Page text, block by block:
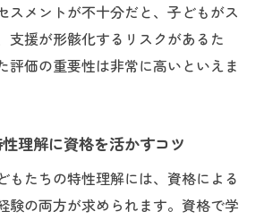
スメントが不十分だと、子どもがス
支援が形骸化するリスクがあるた
評価の重要性は非常に高いといえま
理解に資格を活かすコツ
もたちの特性理解には、資格による
験の両方が求められます。資格で学